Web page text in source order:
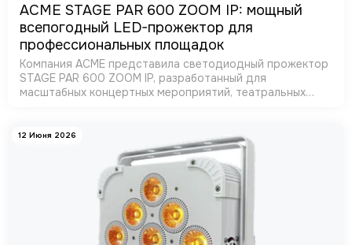
ACME STAGE PAR 600 ZOOM IP: мощный
всепогодный LED-прожектор для
профессиональных площадок
Компания ACME представила светодиодный прожектор
STAGE PAR 600 ZOOM IP, разработанный для
масштабных концертных мероприятий, театральных
12 Июня 2026